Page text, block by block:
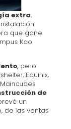
extra,
que gane
Kao
, pero
Equinix,
de
un
de las ventas